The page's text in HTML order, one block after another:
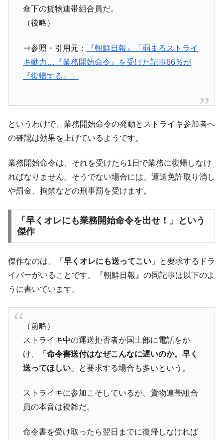
傘下の貨物連帯組合員だ。
（後略）
⇒参照・引用元：
『朝鮮日報』「弱まるストライ
キ動力…『業務開始命令』を受けた記事66％が
『復帰する』」
というわけで、業務開始命令の発動とストライキ参加者へ
の確認は効果を上げているようです。
業務開始命令は、それを受けたら1日で業務に復帰しなけ
ればなりません。そうでない場合には、運送免許取り消し
や罰金、拘禁などの刑事罰を受けます。
「早くオレにも業務開始命令を出せ！」という
傑作
傑作なのは、「 早くオレにも送ってこい 」と要求するドラ
イバーがいることです。『朝鮮日報』の同記事は以下のよ
うに書いています。
（前略）
ストライキ中の運送拒否者が国土部に電話をか
け、「 命令書送付はなぜこんなに遅いのか。早く
送ってほしい」と要求する場合も多いという。
ストライキに参加こそしているが、貨物連帯組合
員の本音は複雑だ。
命令書を受け取ったら翌日までに復帰しなければ